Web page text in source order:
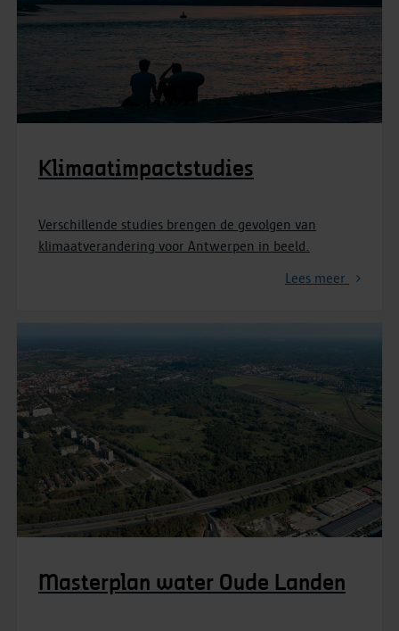
Klimaatimpactstudies
Verschillende studies brengen de gevolgen van
klimaatverandering voor Antwerpen in beeld.
Lees meer
Masterplan water Oude Landen